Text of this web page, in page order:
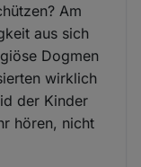
Am
aus sich
Dogmen
wirklich
der Kinder
hören, nicht